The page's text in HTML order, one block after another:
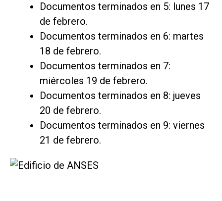
Documentos terminados en 5: lunes 17
de febrero.
Documentos terminados en 6: martes
18 de febrero.
Documentos terminados en 7:
miércoles 19 de febrero.
Documentos terminados en 8: jueves
20 de febrero.
Documentos terminados en 9: viernes
21 de febrero.